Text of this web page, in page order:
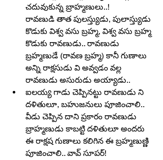
చదువుకున్న బ్రాహ్మణులు..!
రావణుడి తాత పులస్త్యుడు, పులాస్త్యుడు
కొడుకు విశ్వ వసు బ్రహ్మ, విశ్వ వసు బ్రహ్మ
కొడుకు రావణుడు.. రావణుడు
బ్రహ్మణుడే (రావణ బ్రహ్మ) కానీ గుణాలు
అన్ని రాక్షసుడు వి అవ్వడం వల్ల
రావణుడు అసురుడు అయ్యాడు..
ఐలయ్య గాడు చెప్పినట్టు రావణుడు ని
దళితులూ, బహుజనులు పూజించాలి..
వీడు చెప్పిన దాని ప్రకారం రావణుడు
బ్రాహ్మణుడు కాబట్టి దళితులూ అందరు
ఈ రాక్షష గుణాలు కలిగిన ఈ బ్రహ్మణుణ్ణి
పూజించాలి.. వావ్ సూపర్!